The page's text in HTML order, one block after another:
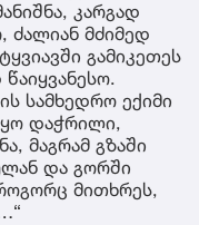
კარგად
ძალიან მძიმედ
გამიკეთეს
სამხედრო ექიმი
დაჭრილი,
მაგრამ გზაში
და გორში
მითხრეს,